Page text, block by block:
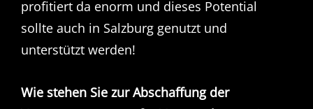
profitiert da enorm und dieses Potential
sollte auch in Salzburg genutzt und
unterstützt werden!
Wie stehen Sie zur Abschaffung der